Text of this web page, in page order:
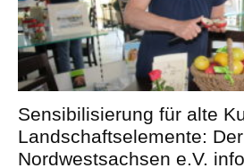
Sensibilisierung für alte
Landschaftselemente:
Nordwestsachsen e.V.